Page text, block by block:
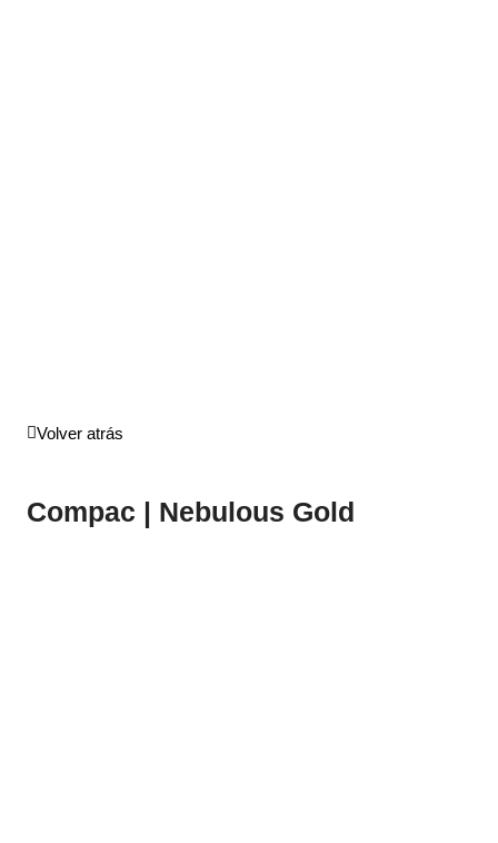
Volver atrás
Compac | Nebulous Gold